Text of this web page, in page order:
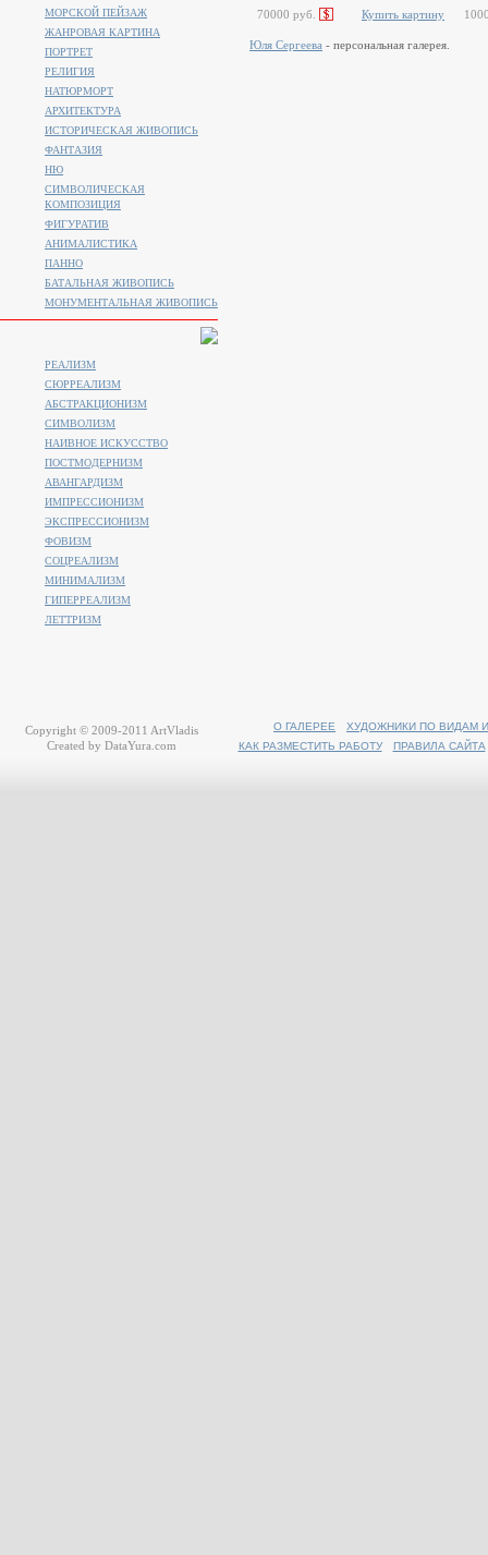
Купить картину
70000 руб.
Юля Сергеева - персональная галерея.
МОРСКОЙ ПЕЙЗАЖ
ЖАНРОВАЯ КАРТИНА
ПОРТРЕТ
РЕЛИГИЯ
НАТЮРМОРТ
АРХИТЕКТУРА
ИСТОРИЧЕСКАЯ ЖИВОПИСЬ
ФАНТАЗИЯ
НЮ
СИМВОЛИЧЕСКАЯ
КОМПОЗИЦИЯ
ФИГУРАТИВ
АНИМАЛИСТИКA
ПАННО
БАТАЛЬНАЯ ЖИВОПИСЬ
МОНУМЕНТАЛЬНАЯ ЖИВОПИСЬ
РЕАЛИЗМ
СЮРРЕАЛИЗМ
АБСТРАКЦИОНИЗМ
СИМВОЛИЗМ
НАИВНОЕ ИСКУССТВО
ПОСТМОДЕРНИЗМ
АВАНГАРДИЗМ
ИМПРЕССИОНИЗМ
ЭКСПРЕССИОНИЗМ
ФОВИЗМ
СОЦРЕАЛИЗМ
МИНИМАЛИЗМ
ГИПЕРРЕАЛИЗМ
ЛЕТТРИЗМ
О ГАЛЕРЕЕ
ХУДОЖНИКИ ПО ВИДАМ
КАК РАЗМЕСТИТЬ РАБОТУ
ПРАВИЛА САЙТА
Copyright © 2009-2011 ArtVladis
Created by DataYura.com